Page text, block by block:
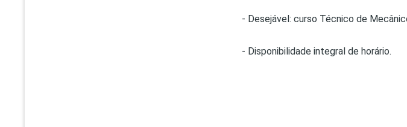
- Desejável: curso Técnico de
- Disponibilidade integral de horário.